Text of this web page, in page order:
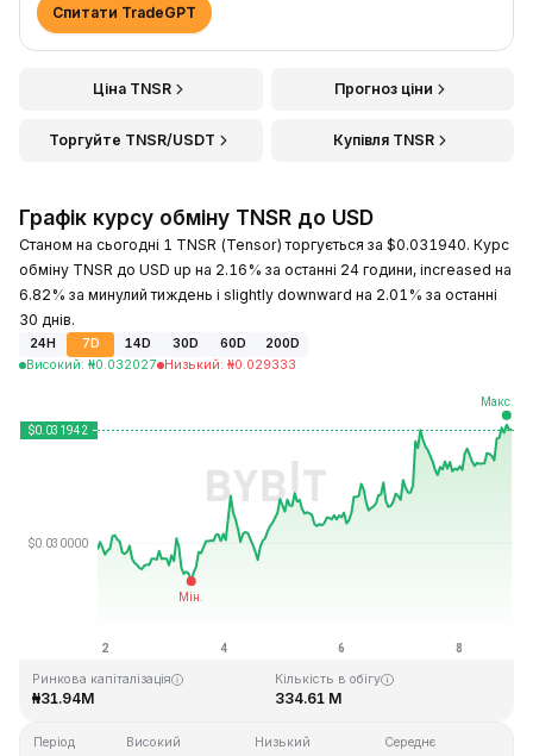
Спитати TradeGPT
Ціна TNSR Прогноз ціни
Торгуйте TNSR/USDT Купівля TNSR
Графік курсу обміну TNSR до USD
Станом на сьогодні 1 TNSR (Tensor) торгується за $0.031940. Курс
обміну TNSR до USD up на 2.16% за останні 24 години, increased на
6.82% за минулий тиждень і slightly downward на 2.01% за останні
30 днів.
24H 7D 14D 30D 60D
200D
Високий: ₦0.032027 Низький: ₦0.029333
Останнє оновлення: 2026-08-08, 20:29 GMT+0
₦0.027329
Ринкова капіталізація
₦31.94M
Кількість в обігу
334.61 M
Період Високий Низький Середнє